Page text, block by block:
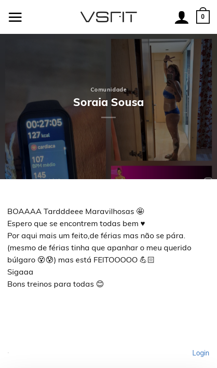
0
Comunidade
Soraia Sousa
BOAAAA Tardddeee Maravilhosas 🤩
Espero que se encontrem todas bem ♥️
Por aqui mais um feito,de férias mas não se pára.
(mesmo de férias tinha que apanhar o meu querido
búlgaro 😵😰) mas está FEITOOOOO 💪🏻
Sigaaa
Bons treinos para todas 😊
Login